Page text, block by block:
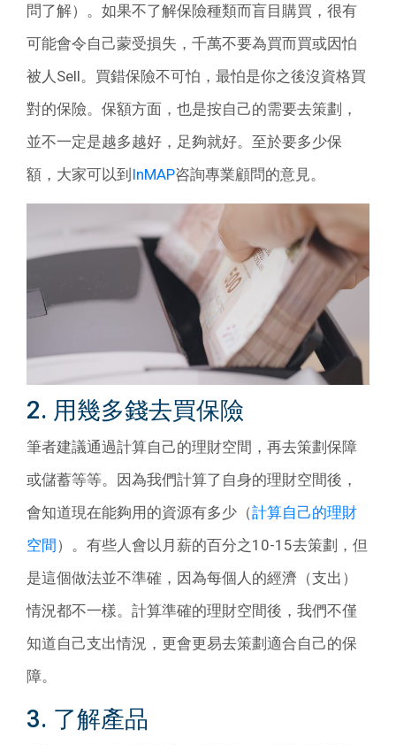
問了解）。如果不了解保險種類而盲目購買，很有
可能會令自己蒙受損失，千萬不要為買而買或因怕
被人Sell。買錯保險不可怕，最怕是你之後沒資格買
對的保險。保額方面，也是按自己的需要去策劃，
並不一定是越多越好，足夠就好。至於要多少保
額，大家可以到 InMAP咨詢專業顧問的意見。
2. 用幾多錢去買保險
筆者建議通過計算自己的理財空間，再去策劃保障
或儲蓄等等。因為我們計算了自身的理財空間後，
會知道現在能夠用的資源有多少（計算自己的理財
空間 ）。有些人會以月薪的百分之10-15去策劃，但
是這個做法並不準確，因為每個人的經濟（支出）
情況都不一樣。計算準確的理財空間後，我們不僅
知道自己支出情況，更會更易去策劃適合自己的保
障。
3. 了解產品